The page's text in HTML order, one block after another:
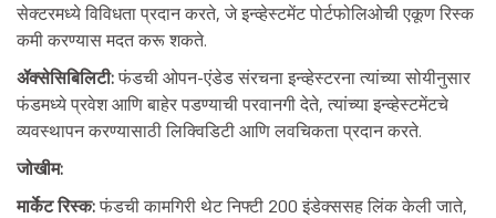
सेक्टरमध्ये विविधता प्रदान करते, जे इन्व्हेस्टमेंट पोर्टफोलिओची एकूण रिस्क
कमी करण्यास मदत करू शकते.
ॲक्सेसिबिलिटी: फंडची ओपन-एंडेड संरचना इन्व्हेस्टरना त्यांच्या सोयीनुसार
फंडमध्ये प्रवेश आणि बाहेर पडण्याची परवानगी देते, त्यांच्या इन्व्हेस्टमेंटचे
व्यवस्थापन करण्यासाठी लिक्विडिटी आणि लवचिकता प्रदान करते.
जोखीम:
मार्केट रिस्क: फंडची कामगिरी थेट निफ्टी 200 इंडेक्ससह लिंक केली जाते,